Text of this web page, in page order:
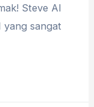
Steve AI
yang sangat